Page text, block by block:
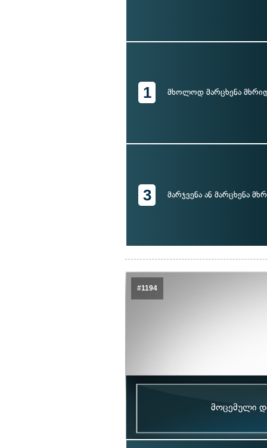
1 მხოლოდ მარცხენა
3 მარჯვენა ან მარცხენა
#1194
მოცემული